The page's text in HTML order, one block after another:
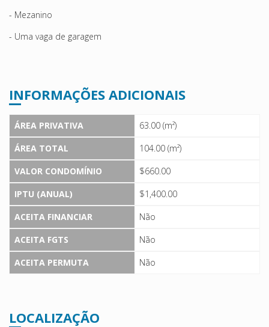
- Mezanino
- Uma vaga de garagem
INFORMAÇÕES ADICIONAIS
ÁREA PRIVATIVA
63.00 (m²)
ÁREA TOTAL
104.00 (m²)
VALOR CONDOMÍNIO
$660.00
IPTU (ANUAL)
$1,400.00
ACEITA FINANCIAR
Não
ACEITA FGTS
Não
ACEITA PERMUTA
Não
LOCALIZAÇÃO